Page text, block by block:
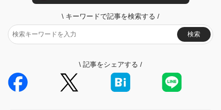
\ キーワードで記事を検索する /
検索
\ 記事をシェアする /